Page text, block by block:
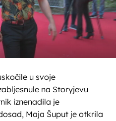
u svoje
na Storyjevu
iznenadila je
Maja Šuput je otkrila